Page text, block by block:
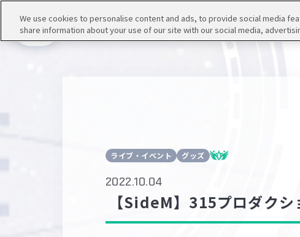
ライブ・イベント グッズ
2022.10.04
【SideM】315プロダク
We use cookies to personalise content and ads, to provide social media
share information about your use of our site with our social media,